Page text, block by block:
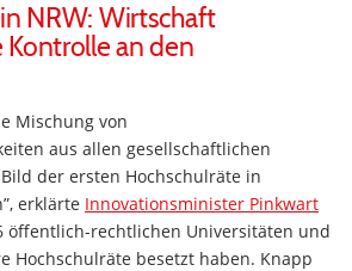
NRW: Wirtschaft
an den
Mischung von
aus allen gesellschaftlichen
der ersten Hochschulräte in
erklärte Innovationsminister Pinkwart
öffentlich-rechtlichen Universitäten und
Hochschulräte besetzt haben. Knapp